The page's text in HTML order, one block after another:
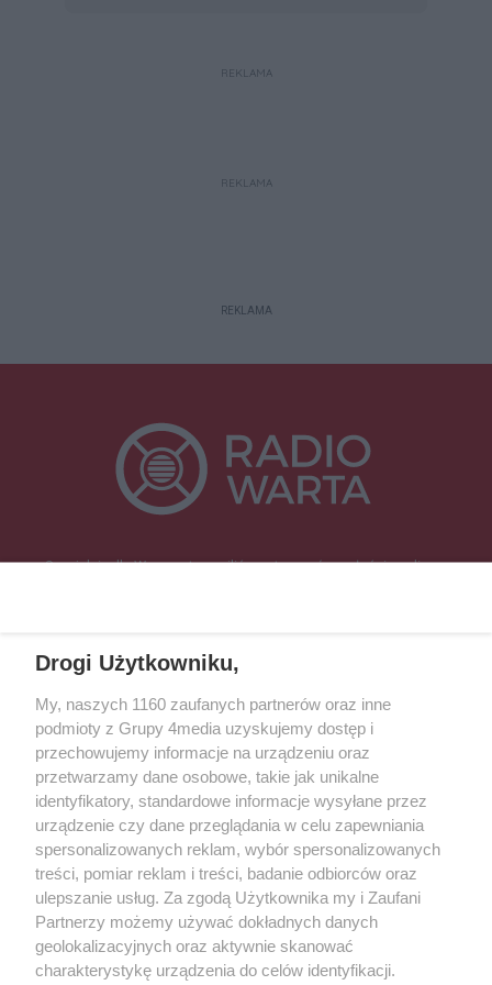
REKLAMA
REKLAMA
REKLAMA
Specjalnie dla Was postanowiliśmy stworzyć rozgłośnię radiową
Śrem, Jarocin, Gniezno, Ostrów Wlkp.).
Kontakt Reklama Patronat
Dane firmowe
Regulamin serwisu i ogłoszeń drobnych
Regulamin konkursów
Polityka prywatności
Przetwarzanie danych osobowych
Zapisz się do newslettera
Dołącz do grona ludzi najlepiej poinformowanych!
Zapisz się »
Drogi Użytkowniku,
My, naszych 1160 zaufanych partnerów oraz inne
podmioty z Grupy 4media uzyskujemy dostęp i
przechowujemy informacje na urządzeniu oraz
przetwarzamy dane osobowe, takie jak unikalne
identyfikatory, standardowe informacje wysyłane przez
urządzenie czy dane przeglądania w celu zapewniania
spersonalizowanych reklam, wybór spersonalizowanych
treści, pomiar reklam i treści, badanie odbiorców oraz
ulepszanie usług. Za zgodą Użytkownika my i Zaufani
Partnerzy możemy używać dokładnych danych
geolokalizacyjnych oraz aktywnie skanować
charakterystykę urządzenia do celów identyfikacji.